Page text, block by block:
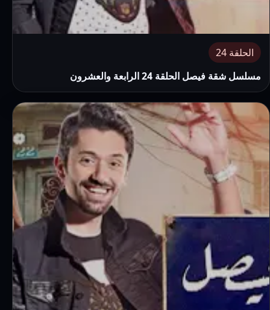
الحلقة 24
مسلسل شقة فيصل الحلقة 24 الرابعة والعشرون